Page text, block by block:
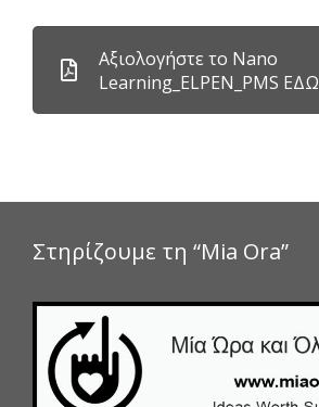
Αξιολογήστε το Nano
Learning_ELPEN_PMS ΕΔΩ
Στηρίζουμε τη “Mia Ora”